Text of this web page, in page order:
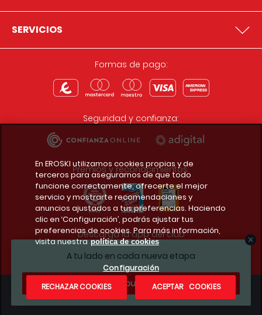
A tu lado en cada nueva etapa
¿Te apuntas?
SERVICIOS
Formas de pago:
Seguridad y confianza:
Premios y reconocimientos:
Descarga la app del club
Condiciones legales
En EROSKI utilizamos cookies propias y de
terceros para asegurarnos de que todo
funcione correctamente, ofrecerte el mejor
servicio y mostrarte recomendaciones y
anuncios ajustados a tus preferencias. Haciendo
clic en ‘Configuración’, podrás ajustar tus
preferencias de cookies. Para más información,
visita nuestra política de cookies
Configuración
RECHAZAR COOKIES
ACEPTAR COOKIES